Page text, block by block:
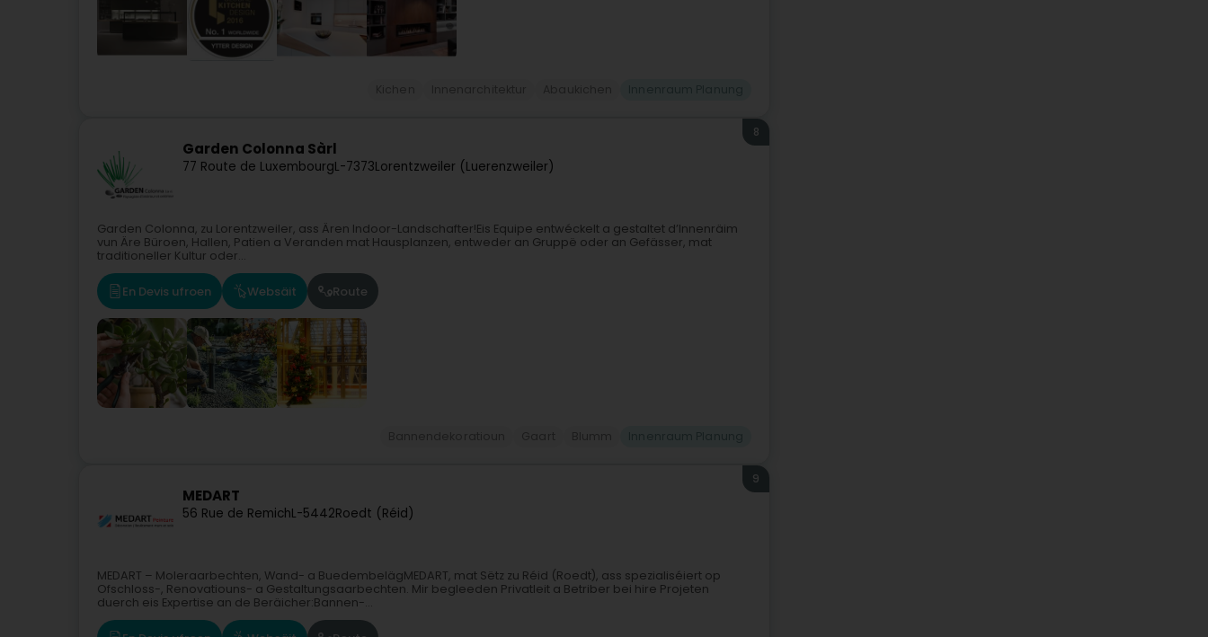
Garden Colonna Sàrl
77 Route de LuxembourgL-7373Lorentzweiler (Luerenzweiler)
8
Garden Colonna, zu Lorentzweiler, ass Ären Indoor-Landschafter!Eis Equipe entwéckelt a gestaltet d’Innenräim
vun Äre Büroen, Hallen, Patien a Veranden mat Hausplanzen, entweder an Gruppë oder an Gefässer, mat
traditioneller Kultur oder...
En Devis ufroen Websäit Route
MEDART
56 Rue de RemichL-5442Roedt (Réid)
9
MEDART – Moleraarbechten, Wand- a BuedembelägMEDART, mat Sëtz zu Réid (Roedt), ass spezialiséiert op
Ofschloss-, Renovatiouns- a Gestaltungsaarbechten. Mir begleeden Privatleit a Betriber bei hire Projeten
duerch eis Expertise an de Beräicher:Bannen-...